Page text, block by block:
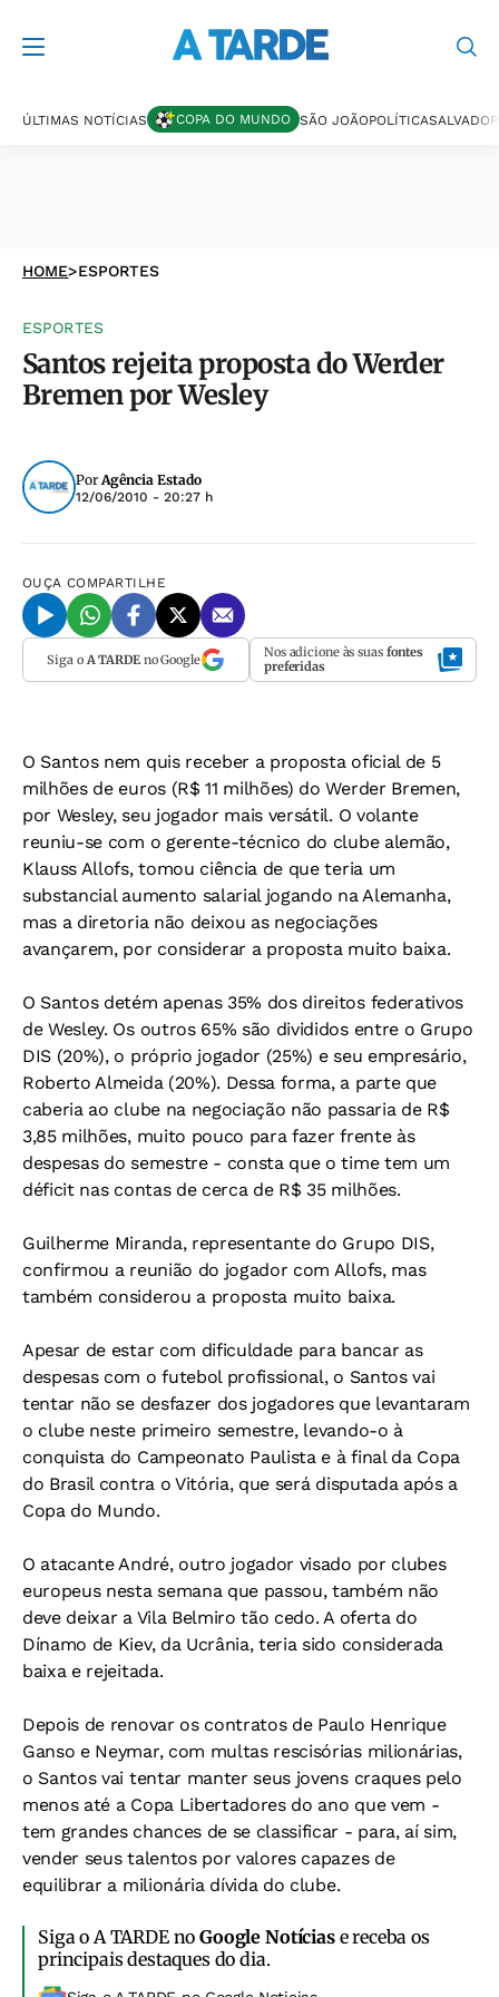
ÚLTIMAS NOTÍCIAS COPA DO MUNDO SÃO JOÃOPOLÍTICASALVADOR
HOME>ESPORTES
ESPORTES
Santos rejeita proposta do Werder
Bremen por Wesley
PorAgência Estado
12/06/2010 - 20:27 h
OUÇA COMPARTILHE
Siga o A TARDEno Google Nos adicione às suas fontes
preferidas
O Santos nem quis receber a proposta oficial de 5
milhões de euros (R$ 11 milhões) do Werder Bremen,
por Wesley, seu jogador mais versátil. O volante
reuniu-se com o gerente-técnico do clube alemão,
Klauss Allofs, tomou ciência de que teria um
substancial aumento salarial jogando na Alemanha,
mas a diretoria não deixou as negociações
avançarem, por considerar a proposta muito baixa.
O Santos detém apenas 35% dos direitos federativos
de Wesley. Os outros 65% são divididos entre o Grupo
DIS (20%), o próprio jogador (25%) e seu empresário,
Roberto Almeida (20%). Dessa forma, a parte que
caberia ao clube na negociação não passaria de R$
3,85 milhões, muito pouco para fazer frente às
despesas do semestre - consta que o time tem um
déficit nas contas de cerca de R$ 35 milhões.
Guilherme Miranda, representante do Grupo DIS,
confirmou a reunião do jogador com Allofs, mas
também considerou a proposta muito baixa.
Apesar de estar com dificuldade para bancar as
despesas com o futebol profissional, o Santos vai
tentar não se desfazer dos jogadores que levantaram
o clube neste primeiro semestre, levando-o à
conquista do Campeonato Paulista e à final da Copa
do Brasil contra o Vitória, que será disputada após a
Copa do Mundo.
O atacante André, outro jogador visado por clubes
europeus nesta semana que passou, também não
deve deixar a Vila Belmiro tão cedo. A oferta do
Dínamo de Kiev, da Ucrânia, teria sido considerada
baixa e rejeitada.
Depois de renovar os contratos de Paulo Henrique
Ganso e Neymar, com multas rescisórias milionárias,
o Santos vai tentar manter seus jovens craques pelo
menos até a Copa Libertadores do ano que vem -
tem grandes chances de se classificar - para, aí sim,
vender seus talentos por valores capazes de
equilibrar a milionária dívida do clube.
Siga o A TARDE noGoogle Notíciase receba os
principais destaques do dia.